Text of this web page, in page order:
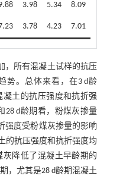
3.98 5.34 8.09
3.78 4.23 7.01
，所有混凝土试样的抗压
势。总体来看，在3 d龄
土的抗压强度和抗折强
28 d龄期看，粉煤灰掺量
强度受粉煤灰掺量的影响
的抗压强度和抗折强度均
降低了混凝土早龄期的
，尤其是28 d龄期混凝土